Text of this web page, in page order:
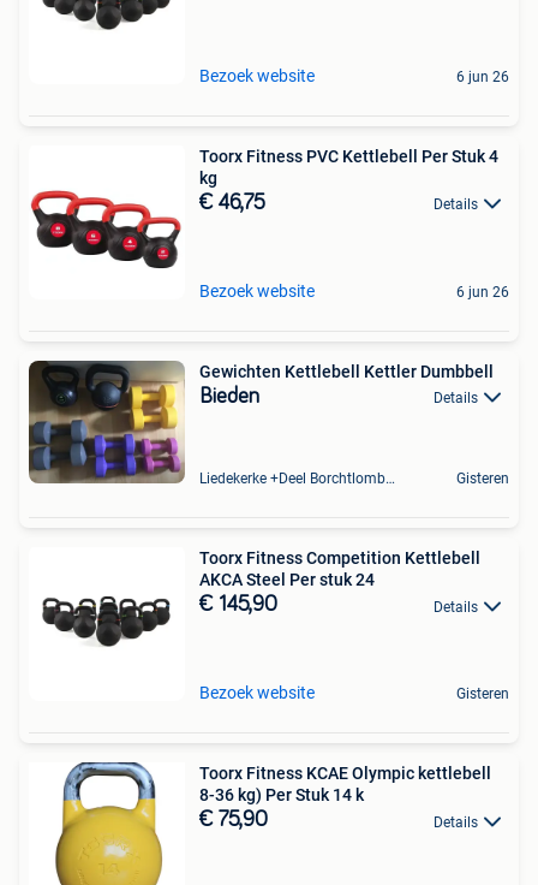
Bezoek website 6 jun 26
Toorx Fitness PVC Kettlebell Per Stuk 4
kg
€ 46,75 Details
Bezoek website 6 jun 26
Gewichten Kettlebell Kettler Dumbbell
Bieden Details
Liedekerke +Deel Borchtlombeek Gisteren
Toorx Fitness Competition Kettlebell
AKCA Steel Per stuk 24
€ 145,90 Details
Bezoek website Gisteren
Toorx Fitness KCAE Olympic kettlebell
8-36 kg) Per Stuk 14 k
€ 75,90 Details